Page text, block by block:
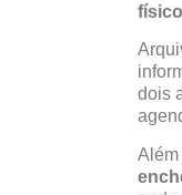
dois
Além